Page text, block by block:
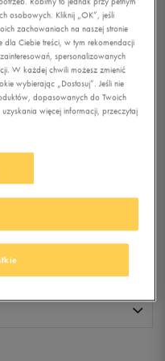
od nas powiadomienie.
osobowych. Kliknij „OK”, jeśli
zachowaniach na naszej stronie
Ciebie treści, w tym rekomendacji
spersonalizowanych
W każdej chwili możesz zmienić
wybierając „Dostosuj”. Jeśli nie
dopasowanych do Twoich
więcej informacji, przeczytaj